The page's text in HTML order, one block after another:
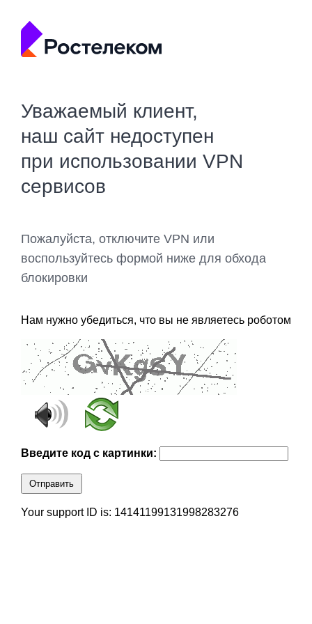
Уважаемый клиент,
наш сайт недоступен
при использовании VPN
сервисов
Пожалуйста, отключите VPN или
воспользуйтесь формой ниже для обхода
блокировки
Нам нужно убедиться, что вы не являетесь роботом
Введите код с картинки:
Отправить
Your support ID is: 14141199131998283276